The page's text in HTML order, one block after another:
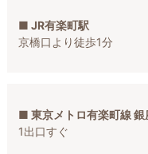
■ JR有楽町駅
京橋口より徒歩1分
■ 東京メトロ有楽町線 銀
1出口すぐ